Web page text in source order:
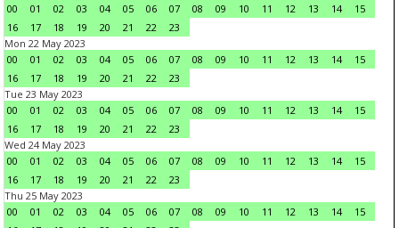
00
01 02 03 04 05 06 07 08 09 10 11 12 13 14
15
16
17 18 19 20 21 22
23
Mon 22 May 2023
00
01 02 03 04 05 06 07 08 09 10 11 12 13 14
15
16
17 18 19 20 21 22
23
Tue 23 May 2023
00
01 02 03 04 05 06 07 08 09 10 11 12 13 14
15
16
17 18 19 20 21 22
23
Wed 24 May 2023
00
01 02 03 04 05 06 07 08 09 10 11 12 13 14
15
16
17 18 19 20 21 22
23
Thu 25 May 2023
00
01 02 03 04 05 06 07 08 09 10 11 12 13 14
15